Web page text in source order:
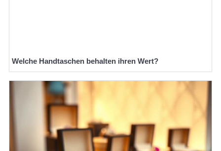
Welche Handtaschen behalten ihren Wert?